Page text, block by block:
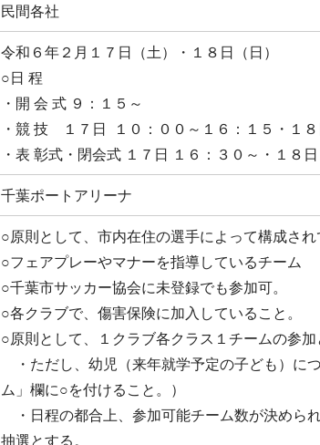
民間各社
令和６年２月１７日（土）・１８日（日）
○日 程
・開 会 式 ９：１５～
・競 技 １７日 １０：００～１６：１５・１８
・表 彰式・閉会式 １７日 １６：３０～・１８
千葉ポートアリーナ
○原則として、市内在住の選手によって構成され
○フェアプレーやマナーを指導しているチーム
○千葉市サッカー協会に未登録でも参加可。
○各クラブで、傷害保険に加入していること。
○原則として、１クラブ各クラス１チームの参加
・ただし、幼児（来年就学予定の子ども）に
ム」欄に○を付けること。）
・日程の都合上、参加可能チーム数が決めら
抽選とする。